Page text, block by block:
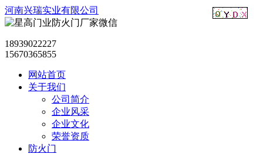
河南兴瑞实业有限公司
18939022227
15670365855
网站首页
关于我们
公司简介
企业风采
企业文化
荣誉资质
防火门